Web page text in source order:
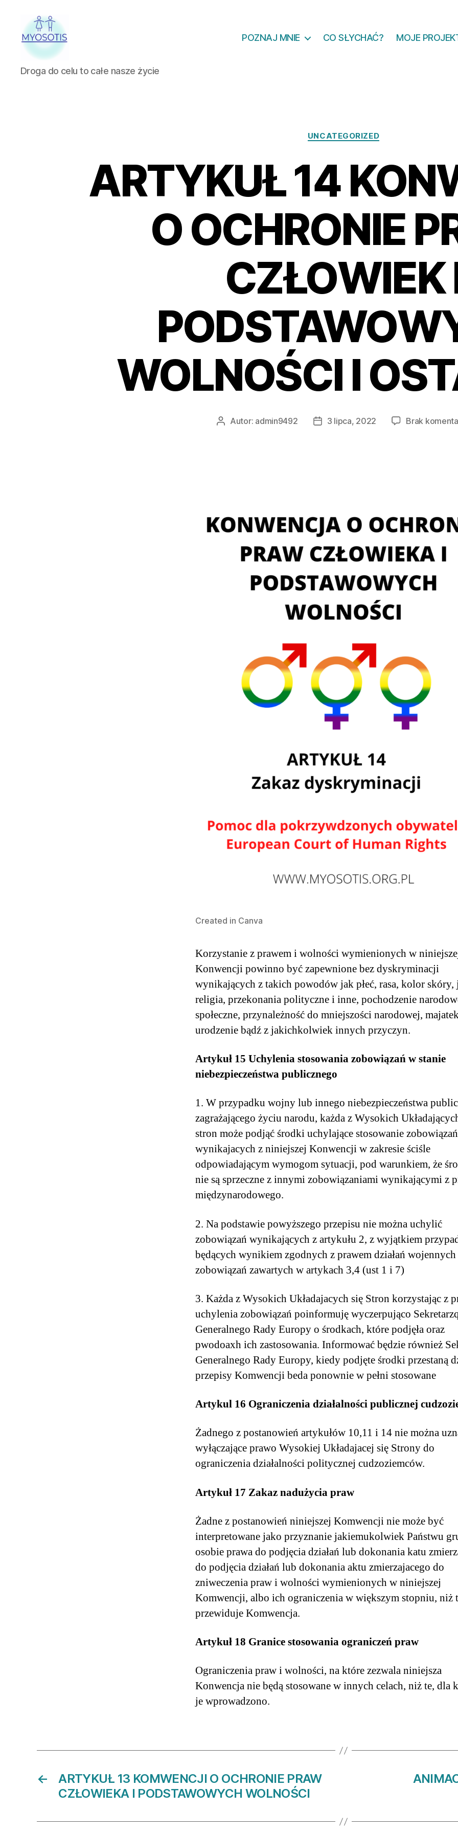
FUNDACJA
OBRONY
Droga do celu to całe nasze życie
POZNAJ MNIE CO SŁYCHAĆ? MOJE
Kategorie
UNCATEGORIZED
ARTYKUŁ 14
O OCHRONIE
CZŁOWIEK
WOLNOŚCI I
AutorAutor: admin9492
Data3 lipca, 2022 Brak
Created in Canva
Korzystanie z prawem i wolności wymienionych w
Konwencji powinno być zapewnione bez dyskryminacji
wynikających z takich powodów jak płeć, rasa, kolor skóry,
religia, przekonania polityczne i inne, pochodzenie
społeczne, przynależność do mniejszości narodowej,
urodzenie bądź z jakichkolwiek innych przyczyn.
Artykuł 15 Uchylenia stosowania zobowiązań w stanie
niebezpieczeństwa publicznego
1. W przypadku wojny lub innego niebezpieczeństwa
zagrażającego życiu narodu, każda z Wysokich
stron może podjąć środki uchylające stosowanie zobowiązań
wynikajacych z niniejszej Konwencji w zakresie ściśle
odpowiadającym wymogom sytuacji, pod warunkiem, że
nie są sprzeczne z innymi zobowiązaniami wynikającymi z
międzynarodowego.
2. Na podstawie powyższego przepisu nie można uchylić
zobowiązań wynikających z artykułu 2, z wyjątkiem
będących wynikiem zgodnych z prawem działań wojennych
zobowiązań zawartych w artykach 3,4 (ust 1 i 7)
3. Każda z Wysokich Układajacych się Stron korzystając z
uchylenia zobowiązań poinformuję wyczerpująco Sekretarzq
Generalnego Rady Europy o środkach, które podjęła oraz
pwodoaxh ich zastosowania. Informować będzie również
Generalnego Rady Europy, kiedy podjęte środki przestaną
przepisy Komwencji beda ponownie w pełni stosowane
Artykul 16 Ograniczenia działalności publicznej
Żadnego z postanowień artykułów 10,11 i 14 nie można
wyłączające prawo Wysokiej Układajacej się Strony do
ograniczenia działalności politycznej cudzoziemców.
Artykuł 17 Zakaz nadużycia praw
Żadne z postanowień niniejszej Komwencji nie może być
interpretowane jako przyznanie jakiemukolwiek Państwu
osobie prawa do podjęcia działań lub dokonania katu
do podjęcia działań lub dokonania aktu zmierzajacego do
zniweczenia praw i wolności wymienionych w niniejszej
Komwencji, albo ich ograniczenia w większym stopniu, niż
przewiduje Komwencja.
Artykuł 18 Granice stosowania ograniczeń praw
Ograniczenia praw i wolności, na które zezwala niniejsza
Konwencja nie będą stosowane w innych celach, niż te, dla
je wprowadzono.
←
ARTYKUŁ 13 KOMWENCJI O OCHRONIE PRAW
CZŁOWIEKA I PODSTAWOWYCH WOLNOŚCI